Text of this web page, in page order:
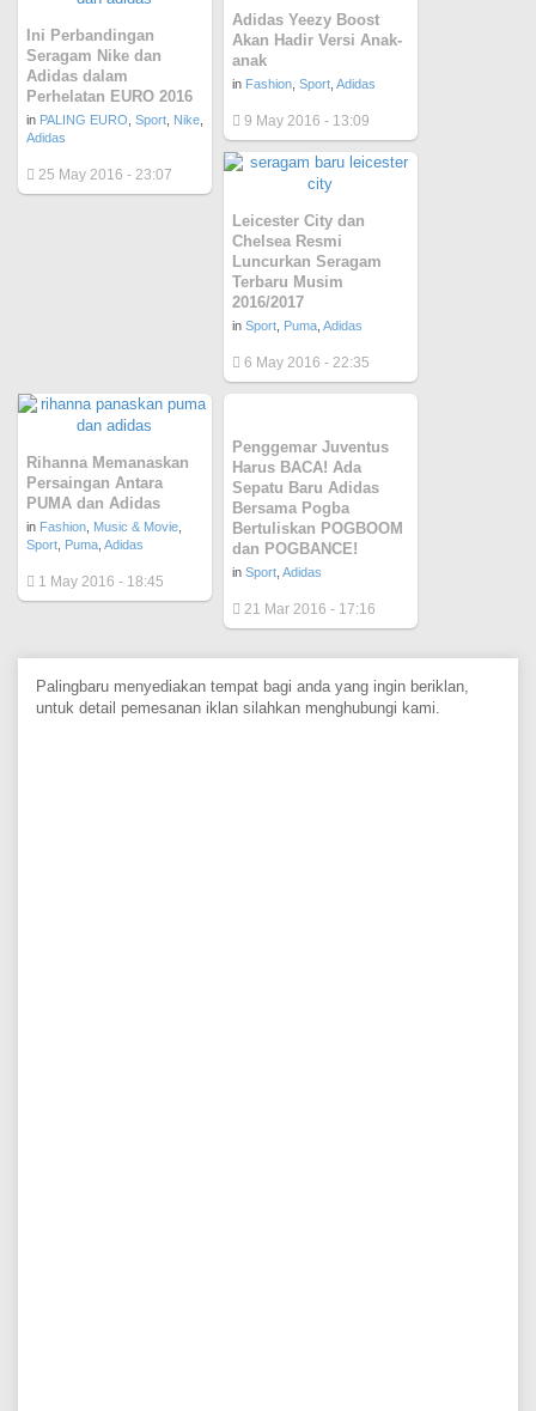
Ini Perbandingan
Seragam Nike dan
Adidas dalam
Perhelatan EURO 2016
in PALING EURO Sport Nike
Adidas
25 May 2016 - 23:07
Adidas Yeezy Boost
Akan Hadir Versi Anak-
anak
in Fashion Sport Adidas
9 May 2016 - 13:09
Leicester City dan
Chelsea Resmi
Luncurkan Seragam
Terbaru Musim
2016/2017
in Sport Puma Adidas
6 May 2016 - 22:35
Rihanna Memanaskan
Persaingan Antara
PUMA dan Adidas
in Fashion Music & Movie
Sport Puma Adidas
1 May 2016 - 18:45
Penggemar Juventus
Harus BACA! Ada
Sepatu Baru Adidas
Bersama Pogba
Bertuliskan POGBOOM
dan POGBANCE!
in Sport Adidas
21 Mar 2016 - 17:16
Palingbaru menyediakan tempat bagi anda yang ingin beriklan,
untuk detail pemesanan iklan silahkan menghubungi kami.